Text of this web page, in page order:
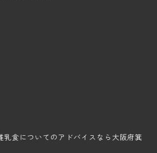
乳食についてのアドバイスなら大阪府箕